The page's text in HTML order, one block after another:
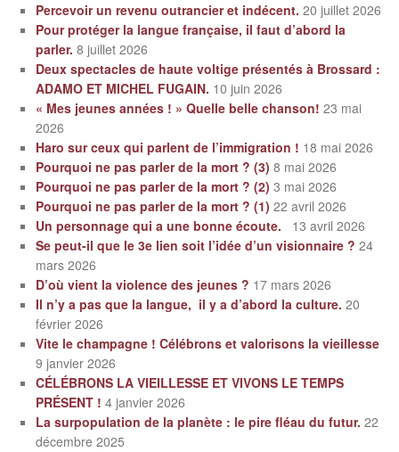
Percevoir un revenu outrancier et indécent. 20 juillet 2026
Pour protéger la langue française, il faut d’abord la
parler. 8 juillet 2026
Deux spectacles de haute voltige présentés à Brossard :
ADAMO ET MICHEL FUGAIN. 10 juin 2026
« Mes jeunes années ! » Quelle belle chanson! 23 mai
2026
Haro sur ceux qui parlent de l’immigration ! 18 mai 2026
Pourquoi ne pas parler de la mort ? (3) 8 mai 2026
Pourquoi ne pas parler de la mort ? (2) 3 mai 2026
Pourquoi ne pas parler de la mort ? (1) 22 avril 2026
Un personnage qui a une bonne écoute.
13 avril 2026
Se peut-il que le 3e lien soit l’idée d’un visionnaire ? 24
mars 2026
D’où vient la violence des jeunes ? 17 mars 2026
Il n’y a pas que la langue, il y a d’abord la culture. 20
février 2026
Vite le champagne ! Célébrons et valorisons la vieillesse
9 janvier 2026
CÉLÉBRONS LA VIEILLESSE ET VIVONS LE TEMPS
PRÉSENT ! 4 janvier 2026
La surpopulation de la planète : le pire fléau du futur. 22
décembre 2025